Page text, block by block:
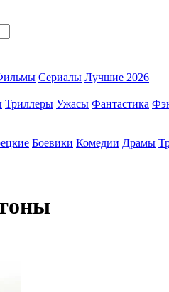
Сериалы Лучшие 2026
Триллеры Ужасы Фантастика
Боевики Комедии Драмы